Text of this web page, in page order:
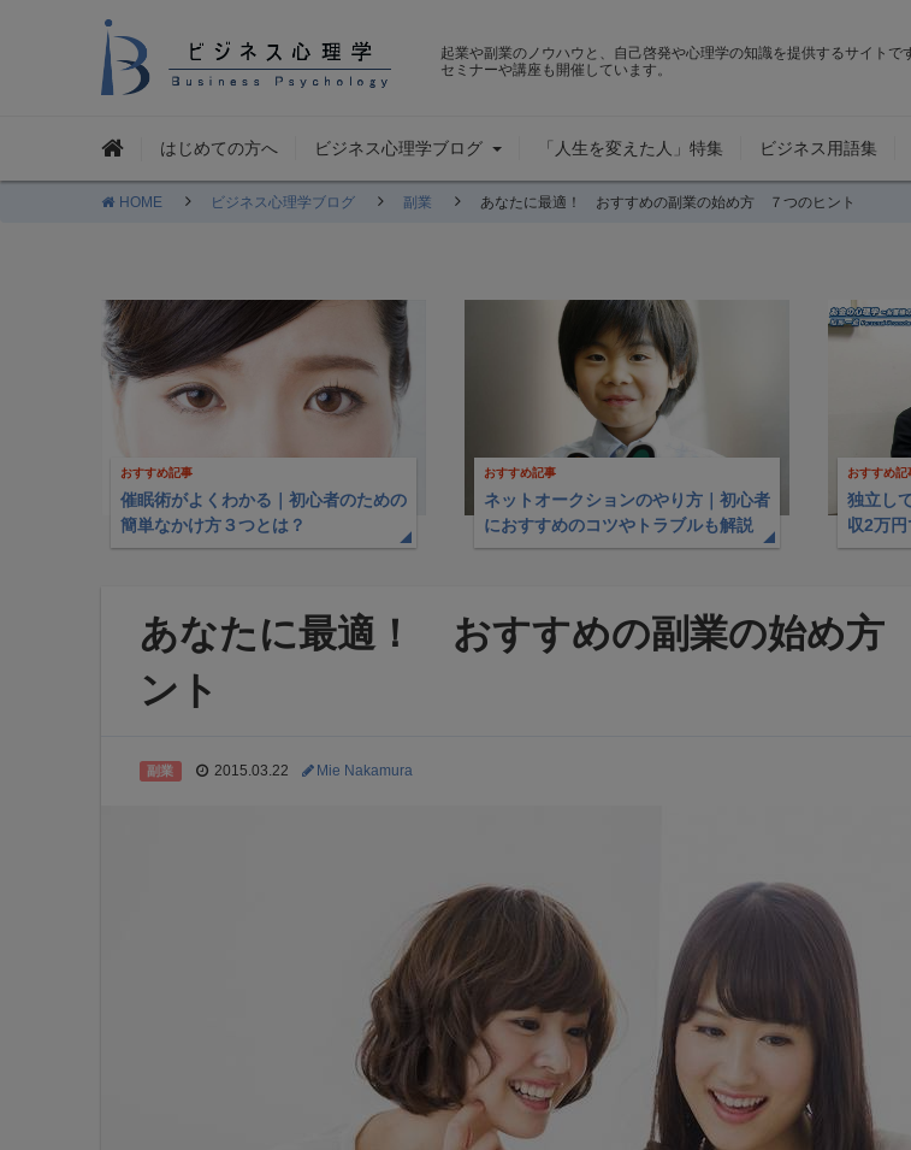
起業や副業のノウハウと、自己啓発や心理学の知識を提供するサイトで
セミナーや講座も開催しています。
はじめての方へ ビジネス心理学ブログ 「人生を変えた人」特集 ビジネス用語集
HOME ビジネス心理学ブログ 副業 あなたに最適！ おすすめの副業の始め方 ７つのヒント
おすすめ記事
催眠術がよくわかる｜初心者のための
簡単なかけ方３つとは？
おすすめ記事
ネットオークションのやり方｜初心者
におすすめのコツやトラブルも解説
おすすめ記
独立し
収2
あなたに最適！ おすすめの副業の始め方
ント
副業 2015.03.22 Mie Nakamura